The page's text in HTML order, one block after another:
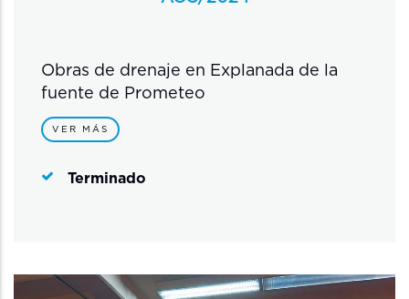
Obras de drenaje en Explanada de la
fuente de Prometeo
VER MÁS
Terminado